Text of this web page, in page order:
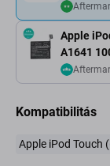
Apple
A1641
Kompatibilitás
Apple iPod Touch